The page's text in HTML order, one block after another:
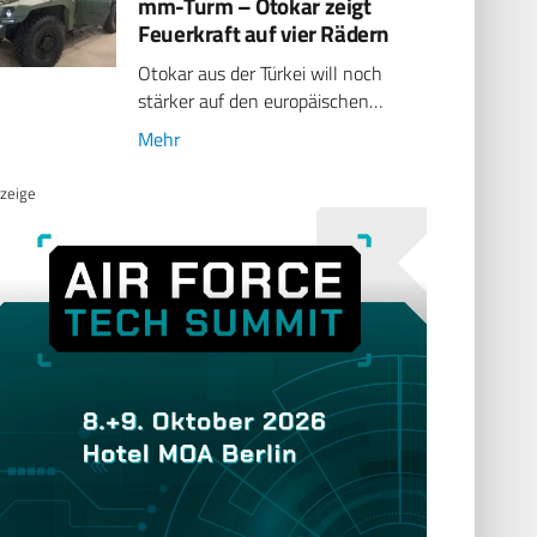
Feuerkraft auf vier Rädern
Otokar aus der Türkei will noch
stärker auf den europäischen…
Mehr